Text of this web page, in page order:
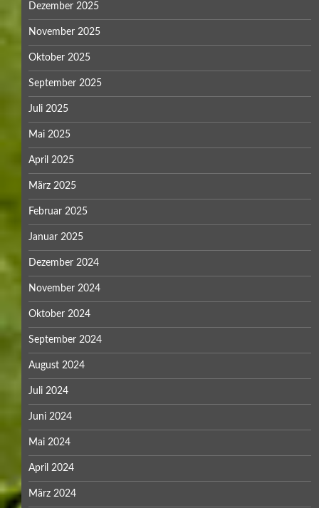
Dezember 2025
November 2025
Oktober 2025
September 2025
Juli 2025
Mai 2025
April 2025
März 2025
Februar 2025
Januar 2025
Dezember 2024
November 2024
Oktober 2024
September 2024
August 2024
Juli 2024
Juni 2024
Mai 2024
April 2024
März 2024